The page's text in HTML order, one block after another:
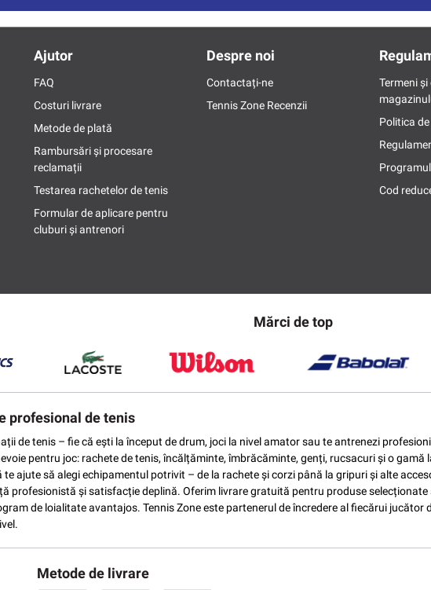
Ajutor
FAQ
Costuri livrare
Metode de plată
Rambursări și procesare
reclamații
Testarea rachetelor de tenis
Formular de aplicare pentru
cluburi și antrenori
Despre noi
Contactați-ne
Tennis Zone Recenzii
Termeni
Politica
Cod
Mărci de top
profesional de tenis
de tenis – fie că ești la început de drum, joci la nivel amator sau te antrenezi
pentru joc: rachete de tenis, încălțăminte, îmbrăcăminte, genți, rucsacuri și o
ajute să alegi echipamentul potrivit – de la rachete și corzi până la gripuri și alte
profesionistă și satisfacție deplină. Oferim livrare gratuită pentru produse
de loialitate avantajos. Tennis Zone este partenerul de încredere al fiecărui
Metode de livrare